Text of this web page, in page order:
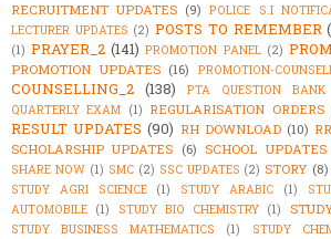
RECRUITMENT UPDATES (9) POLICE S.I
LECTURER UPDATES (2) POSTS TO REMEMBER
(1) PRAYER_2 (141) PROMOTION PANEL (2)
PROMOTION UPDATES (16) PROMOTION-
COUNSELLING_2 (138) PTA QUESTION BANK
QUARTERLY EXAM (1) REGULARISATION ORDERS
RESULT UPDATES (90) RH DOWNLOAD (10)
SCHOLARSHIP UPDATES (6) SCHOOL UPDATES
SHARE NOW (1) SMC (2) SSC UPDATES (2) STORY (8)
STUDY AGRI SCIENCE
(1) STUDY ARABIC (1)
AUTOMOBILE (1) STUDY BIO CHEMISTRY (1)
STUDY BUSINESS MATHEMATICS (1) STUDY